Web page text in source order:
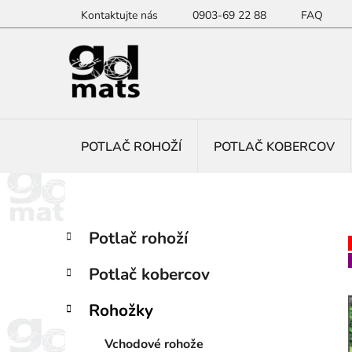
na
Kontaktujte nás 0903-69 22 88 FAQ
POTLAČ ROHOŽÍ POTLAČ KOBERCOV
B
č
ý
Preskočiť
kategórie
K
a
e
ó
Potlač rohoží
Potlač kobercov
Rohožky
Vchodové rohože